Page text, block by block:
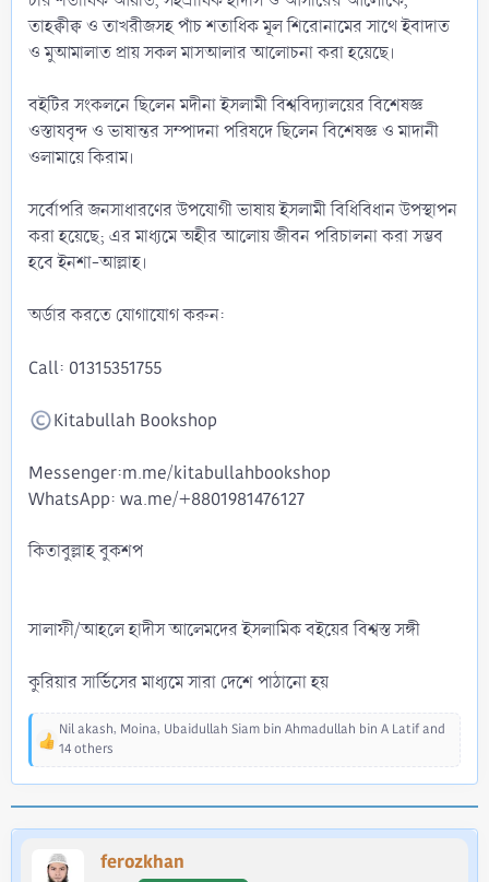
তাহক্বীক্ব ও তাখরীজসহ পাঁচ শতাধিক মূল শিরোনামের সাথে ইবাদাত
ও মুআমালাত প্রায় সকল মাসআলার আলোচনা করা হয়েছে।
বইটির সংকলনে ছিলেন মদীনা ইসলামী বিশ্ববিদ্যালয়ের বিশেষজ্ঞ
ওস্তাযবৃন্দ ও ভাষান্তর সম্পাদনা পরিষদে ছিলেন বিশেষজ্ঞ ও মাদানী
ওলামায়ে কিরাম।
সর্বোপরি জনসাধারণের উপযোগী ভাষায় ইসলামী বিধিবিধান উপস্থাপন
করা হয়েছে; এর মাধ্যমে অহীর আলোয় জীবন পরিচালনা করা সম্ভব
হবে ইনশা-আল্লাহ।
অর্ডার করতে যোগাযোগ করুন:
Call: 01315351755
Kitabullah Bookshop
Messenger:m.me/kitabullahbookshop
WhatsApp: wa.me/+8801981476127
কিতাবুল্লাহ বুকশপ
সালাফী/আহলে হাদীস আলেমদের ইসলামিক বইয়ের বিশ্বস্ত সঙ্গী
কুরিয়ার সার্ভিসের মাধ্যমে সারা দেশে পাঠানো হয়
R
e
a
c
t
Nil akash, Moina, Ubaidullah Siam bin Ahmadullah bin A Latifand
14 others
ferozkhan